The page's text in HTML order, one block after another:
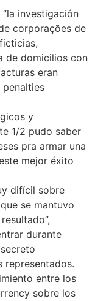
investigación
corporações de
de domicilios con
eran
y
1/2 pudo saber
pra armar una
mejor éxito
difícil sobre
se mantuvo
durante
representados.
entre los
sobre los